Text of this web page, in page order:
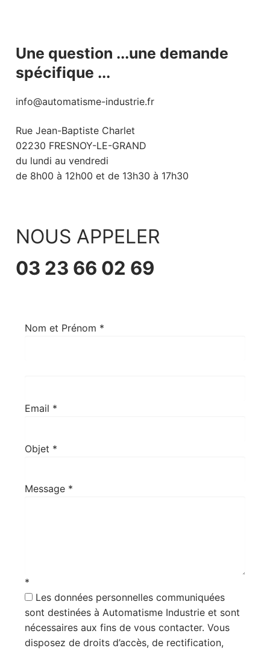
Une question ...une demande
spécifique ...
info@automatisme-industrie.fr
Rue Jean-Baptiste Charlet
02230 FRESNOY-LE-GRAND
du lundi au vendredi
de 8h00 à 12h00 et de 13h30 à 17h30
NOUS APPELER
03 23 66 02 69
CONTACT
Nom et Prénom *
Email *
Objet *
Message *
*
Les données personnelles communiquées
sont destinées à Automatisme Industrie et sont
nécessaires aux fins de vous contacter. Vous
disposez de droits d’accès, de rectification,